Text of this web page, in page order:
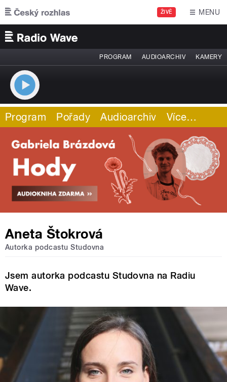
Přejít k hlavnímu obsahu
ŽIVĚ MENU
PROGRAM AUDIOARCHIV KAMERY
Program Pořady Audioarchiv Více…
Aneta Štokrová
Autorka podcastu Studovna
Jsem autorka podcastu Studovna na Radiu
Wave.